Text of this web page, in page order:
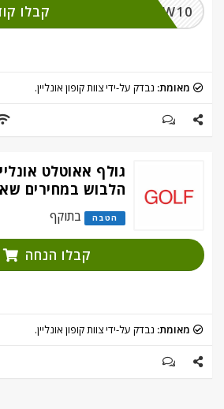
NEW10 קבלו
מאומת: נבדק על-ידי צוות קופון אונליין.
גולף אאוטלט
הלבוש במחירים
הטבה בתוקף
קבלו הנחה
מאומת: נבדק על-ידי צוות קופון אונליין.